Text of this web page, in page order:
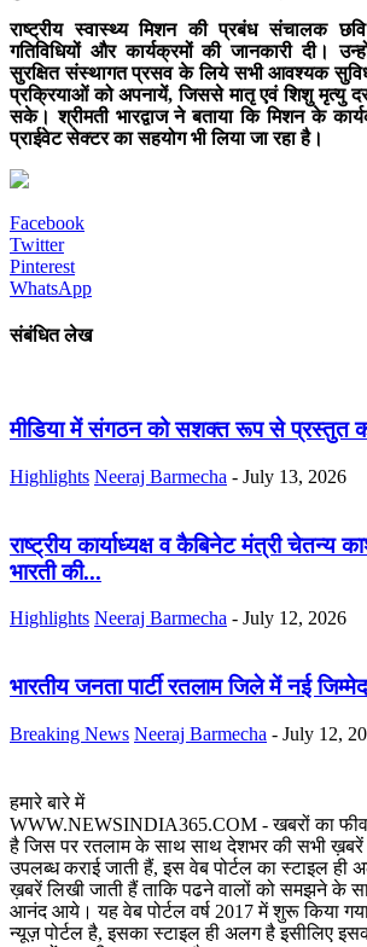
राष्ट्रीय स्वास्थ्य मिशन की प्रबंध संचालक
गतिविधियों और कार्यक्रमों की जानकारी दी।
सुरक्षित संस्थागत प्रसव के लिये सभी आवश्यक
प्रक्रियाओं को अपनायें, जिससे मातृ एवं शिशु मृत्यु
सके। श्रीमती भारद्वाज ने बताया कि मिशन के
प्राईवेट सेक्टर का सहयोग भी लिया जा रहा है।
Facebook
Twitter
Pinterest
WhatsApp
संबंधित लेख
मीडिया में संगठन को सशक्त रूप से प्रस्तुत करें
Highlights Neeraj Barmecha - July 13, 2026
राष्ट्रीय कार्याध्यक्ष व कैबिनेट मंत्री चेतन्य
भारती की...
Highlights Neeraj Barmecha - July 12, 2026
भारतीय जनता पार्टी रतलाम जिले में नई
Breaking News Neeraj Barmecha - July 12,
हमारे बारे में
WWW.NEWSINDIA365.COM - खबरों का
है जिस पर रतलाम के साथ साथ देशभर की सभी ख़बरें
उपलब्ध कराई जाती हैं, इस वेब पोर्टल का स्टाइल ही
ख़बरें लिखी जाती हैं ताकि पढने वालों को समझने के
आनंद आये। यह वेब पोर्टल वर्ष 2017 में शुरू किया
न्यूज़ पोर्टल है, इसका स्टाइल ही अलग है इसीलिए